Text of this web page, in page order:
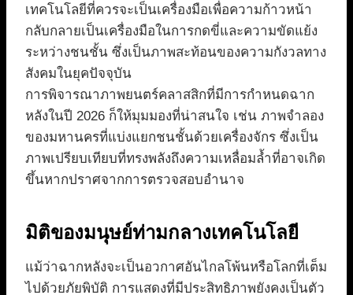
เทคโนโลยีที่ควรจะเป็นเครื่องมือเพื่อความก้าวหน้า
กลับกลายเป็นเครื่องมือในการกดขี่และความขัดแย้ง
ระหว่างชนชั้น ซึ่งเป็นภาพสะท้อนของความกังวลทาง
สังคมในยุคปัจจุบัน
การพิจารณาภาพยนตร์คลาสสิกที่มีการกำหนดฉาก
หลังในปี 2026 ก็ให้มุมมองที่น่าสนใจ เช่น ภาพจำลอง
ของมหานครที่แบ่งแยกชนชั้นด้วยเครื่องจักร ซึ่งเป็น
ภาพเปรียบเทียบที่ทรงพลังถึงความเหลื่อมล้ำที่อาจเกิด
ขึ้นหากปราศจากการตรวจสอบอำนาจ
มิติของมนุษย์ท่ามกลางเทคโนโลยี
แม้ว่าฉากหลังจะเป็นอวกาศอันไกลโพ้นหรือโลกที่เต็ม
ไปด้วยภัยพิบัติ การแสดงที่มีประสิทธิภาพยังคงเป็นตัว